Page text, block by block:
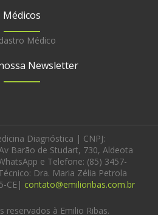
Médicos
Médico
Newsletter
Diagnóstica | CNPJ:
Barão de Studart, 730, Aldeota
e Telefone: (85) 3457-
Dra. Maria Zélia Petrola
CE| contato@emilioribas.com.br
reservados à Emilio Ribas.